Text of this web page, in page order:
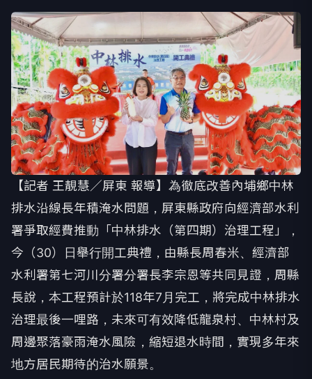
【記者 王靚慧／屏東 報導】為徹底改善內埔鄉中林
排水沿線長年積淹水問題，屏東縣政府向經濟部水利
署爭取經費推動「中林排水（第四期）治理工程」，
今（30）日舉行開工典禮，由縣長周春米、經濟部
水利署第七河川分署分署長李宗恩等共同見證，周縣
長說，本工程預計於118年7月完工，將完成中林排水
治理最後一哩路，未來可有效降低龍泉村、中林村及
周邊聚落豪雨淹水風險，縮短退水時間，實現多年來
地方居民期待的治水願景。